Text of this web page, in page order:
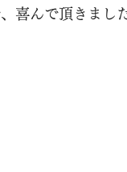
喜んで頂きました